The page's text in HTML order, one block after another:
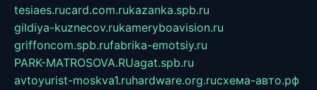
tesiaes.rucard.com.rukazanka.spb.ru
gildiya-kuznecov.rukameryboavision.ru
griffoncom.spb.rufabrika-emotsiy.ru
PARK-MATROSOVA.RUagat.spb.ru
avtoyurist-moskva1.ruhardware.org.ruсхема-авто.рф